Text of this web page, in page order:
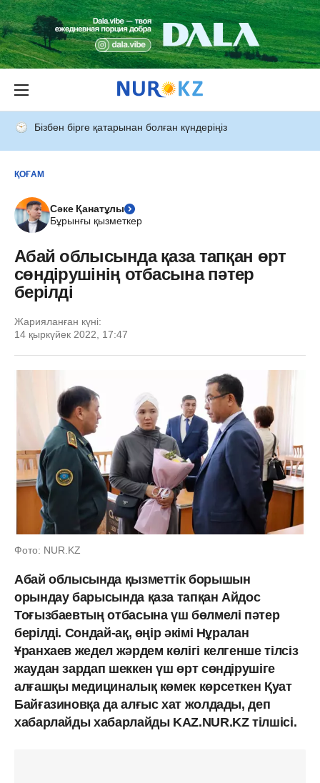
Бізбен бірге қатарынан болған күндеріңіз
ҚОҒАМ
Сәке Қанатұлы
Бұрынғы қызметкер
Абай облысында қаза тапқан өрт
сөндірушінің отбасына пәтер
берілді
Жарияланған күні:
14 қыркүйек 2022, 17:47
Фото: NUR.KZ
Абай облысында қызметтік борышын
орындау барысында қаза тапқан Айдос
Тоғызбаевтың отбасына үш бөлмелі пәтер
берілді. Сондай-ақ, өңір әкімі Нұралан
Ұранхаев жедел жәрдем көлігі келгенше тілсіз
жаудан зардап шеккен үш өрт сөндірушіге
алғашқы медициналық көмек көрсеткен Қуат
Байғазиновқа да алғыс хат жолдады, деп
хабарлайды хабарлайды KAZ.NUR.KZ тілшісі.